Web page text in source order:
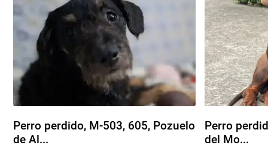
Perro perdido, M-503, 605, Pozuelo
de Al...
Perro
del Mo...